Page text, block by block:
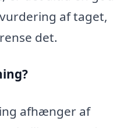
af taget,
det.
afhænger af